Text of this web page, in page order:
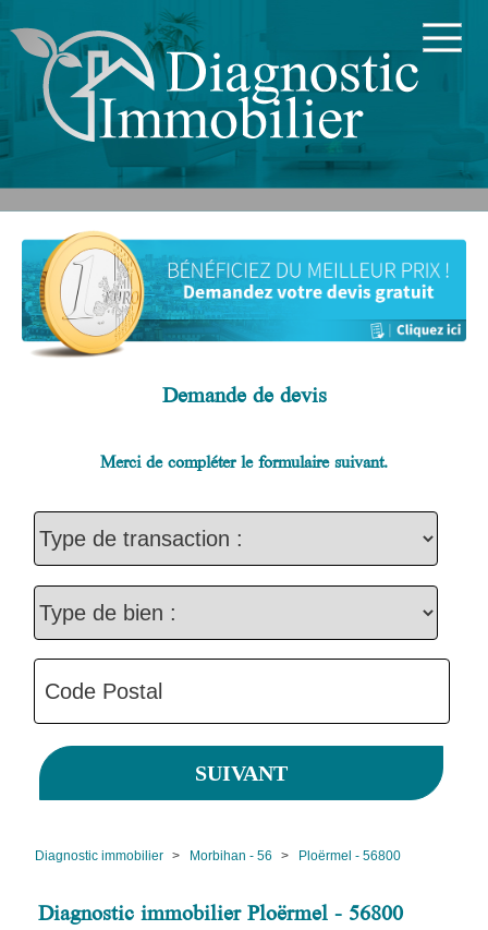
Demande de devis
Merci de compléter le formulaire suivant.
Diagnostic immobilier > Morbihan - 56 > Ploërmel - 56800
Diagnostic immobilier Ploërmel - 56800